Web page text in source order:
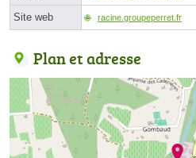
Site web racine.groupeperret.fr
Plan et adresse